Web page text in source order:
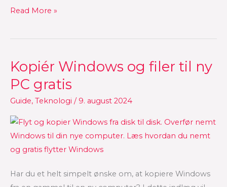
Read More »
Kopiér Windows og filer til ny
PC gratis
Guide, Teknologi / 9. august 2024
Har du et helt simpelt ønske om, at kopiere Windows
Kopiér
Windows
og
filer
til
ny